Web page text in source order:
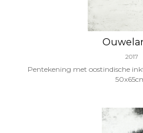
2017
Pentekening met oostindische